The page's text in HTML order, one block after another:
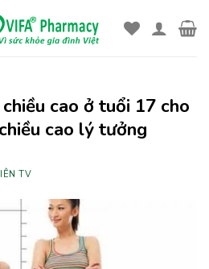
cao ở tuổi 17 cho
cao lý tưởng
TV